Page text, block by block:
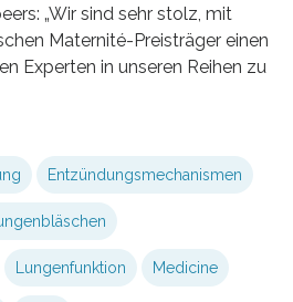
„Wir sind sehr stolz, mit
Maternité-Preisträger einen
Experten in unseren Reihen zu
Entzündungsmechanismen
Lungenfunktion Medicine